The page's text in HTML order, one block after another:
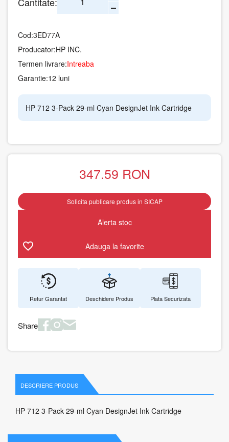
Cod:3ED77A
Producator:HP INC.
Termen livrare:Intreaba
Garantie:12 luni
HP 712 3-Pack 29-ml Cyan DesignJet Ink Cartridge
347.59 RON
Solicita publicare produs in SICAP
Alerta stoc
Adauga la favorite
Retur Garantat Deschidere Produs Plata Securizata
Share
DESCRIERE PRODUS
HP 712 3-Pack 29-ml Cyan DesignJet Ink Cartridge